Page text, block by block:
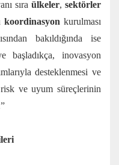
sıra ülkeler, sektörler
koordinasyon kurulması
bakıldığında ise
başladıkça, inovasyon
desteklenmesi ve
ve uyum süreçlerinin